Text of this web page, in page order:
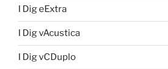
I Dig eExtra
I Dig vAcustica
I Dig vCDuplo